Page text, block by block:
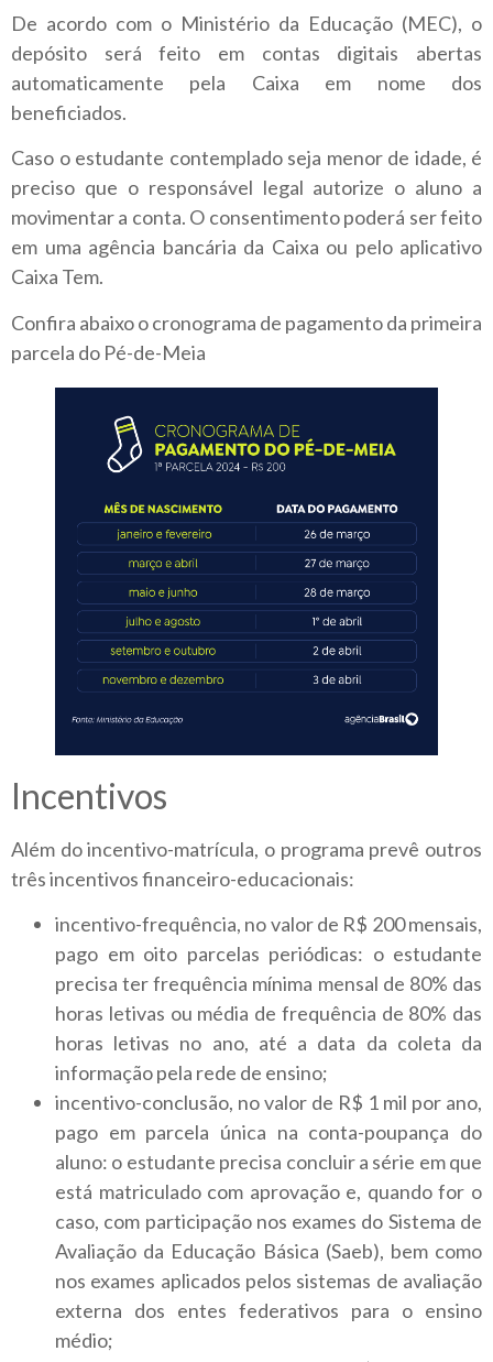
De acordo com o Ministério da Educação (MEC), o
depósito será feito em contas digitais abertas
automaticamente pela Caixa em nome dos
beneficiados.
Caso o estudante contemplado seja menor de idade, é
preciso que o responsável legal autorize o aluno a
movimentar a conta. O consentimento poderá ser feito
em uma agência bancária da Caixa ou pelo aplicativo
Caixa Tem.
Confira abaixo o cronograma de pagamento da primeira
parcela do Pé-de-Meia
Incentivos
Além do incentivo-matrícula, o programa prevê outros
três incentivos financeiro-educacionais:
incentivo-frequência, no valor de R$ 200 mensais,
pago em oito parcelas periódicas: o estudante
precisa ter frequência mínima mensal de 80% das
horas letivas ou média de frequência de 80% das
horas letivas no ano, até a data da coleta da
informação pela rede de ensino;
incentivo-conclusão, no valor de R$ 1 mil por ano,
pago em parcela única na conta-poupança do
aluno: o estudante precisa concluir a série em que
está matriculado com aprovação e, quando for o
caso, com participação nos exames do Sistema de
Avaliação da Educação Básica (Saeb), bem como
nos exames aplicados pelos sistemas de avaliação
externa dos entes federativos para o ensino
médio;